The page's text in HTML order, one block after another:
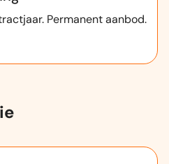
Permanent aanbod.